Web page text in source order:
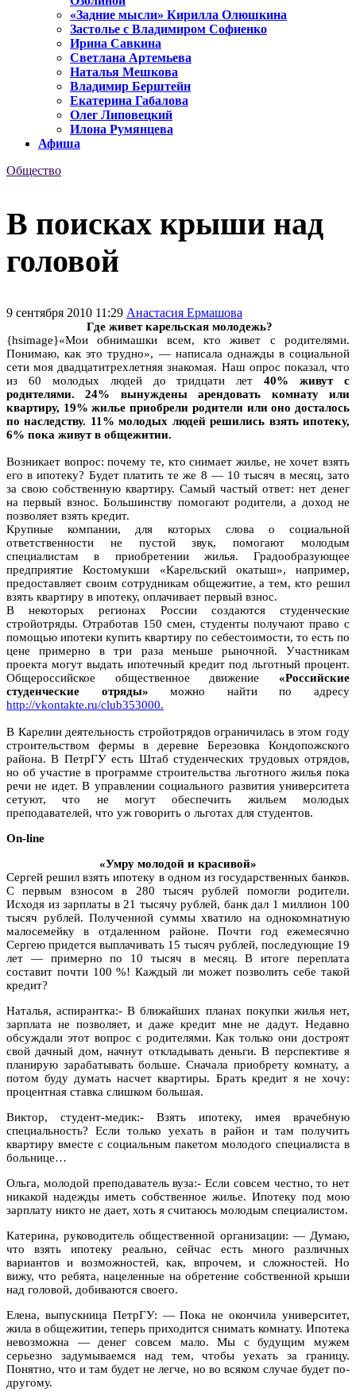
«Задние мысли» Кирилла Олюшкина
Застолье с Владимиром Софиенко
Ирина Савкина
Светлана Артемьева
Наталья Мешкова
Владимир Берштейн
Екатерина Габалова
Олег Липовецкий
Илона Румянцева
Афиша
Общество
В поисках крыши над
головой
9 сентября 2010 11:29 Анастасия Ермашова
Где живет карельская молодежь?
{hsimage}«Мои обнимашки всем, кто живет с родителями.
Понимаю, как это трудно», — написала однажды в социальной
сети моя двадцатитрехлетняя знакомая. Наш опрос показал, что
из 60 молодых людей до тридцати лет 40% живут с
родителями. 24% вынуждены арендовать комнату или
квартиру, 19% жилье приобрели родители или оно досталось
по наследству. 11% молодых людей решились взять ипотеку,
6% пока живут в общежитии.
Возникает вопрос: почему те, кто снимает жилье, не хочет взять
его в ипотеку? Будет платить те же 8 — 10 тысяч в месяц, зато
за свою собственную квартиру. Самый частый ответ: нет денег
на первый взнос. Большинству помогают родители, а доход не
позволяет взять кредит.
Крупные компании, для которых слова о социальной
ответственности не пустой звук, помогают молодым
специалистам в приобретении жилья. Градообразующее
предприятие Костомукши «Карельский окатыш», например,
предоставляет своим сотрудникам общежитие, а тем, кто решил
взять квартиру в ипотеку, оплачивает первый взнос.
В некоторых регионах России создаются студенческие
стройотряды. Отработав 150 смен, студенты получают право с
помощью ипотеки купить квартиру по себестоимости, то есть по
цене примерно в три раза меньше рыночной. Участникам
проекта могут выдать ипотечный кредит под льготный процент.
Общероссийское общественное движение «Российские
студенческие отряды» можно найти по адресу
http://vkontakte.ru/club353000.
В Карелии деятельность стройотрядов ограничилась в этом году
строительством фермы в деревне Березовка Кондопожского
района. В ПетрГУ есть Штаб студенческих трудовых отрядов,
но об участие в программе строительства льготного жилья пока
речи не идет. В управлении социального развития университета
сетуют, что не могут обеспечить жильем молодых
преподавателей, что уж говорить о льготах для студентов.
On-line
«Умру молодой и красивой»
Сергей решил взять ипотеку в одном из государственных банков.
С первым взносом в 280 тысяч рублей помогли родители.
Исходя из зарплаты в 21 тысячу рублей, банк дал 1 миллион 100
тысяч рублей. Полученной суммы хватило на однокомнатную
малосемейку в отдаленном районе. Почти год ежемесячно
Сергею придется выплачивать 15 тысяч рублей, последующие 19
лет — примерно по 10 тысяч в месяц. В итоге переплата
составит почти 100 %! Каждый ли может позволить себе такой
кредит?
Наталья, аспирантка:- В ближайших планах покупки жилья нет,
зарплата не позволяет, и даже кредит мне не дадут. Недавно
обсуждали этот вопрос с родителями. Как только они достроят
свой дачный дом, начнут откладывать деньги. В перспективе я
планирую зарабатывать больше. Сначала приобрету комнату, а
потом буду думать насчет квартиры. Брать кредит я не хочу:
процентная ставка слишком большая.
Виктор, студент-медик:- Взять ипотеку, имея врачебную
специальность? Если только уехать в район и там получить
квартиру вместе с социальным пакетом молодого специалиста в
больнице…
Ольга, молодой преподаватель вуза:- Если совсем честно, то нет
никакой надежды иметь собственное жилье. Ипотеку под мою
зарплату никто не дает, хоть я считаюсь молодым специалистом.
Катерина, руководитель общественной организации: — Думаю,
что взять ипотеку реально, сейчас есть много различных
вариантов и возможностей, как, впрочем, и сложностей. Но
вижу, что ребята, нацеленные на обретение собственной крыши
над головой, добиваются своего.
Елена, выпускница ПетрГУ: — Пока не окончила университет,
жила в общежитии, теперь приходится снимать комнату. Ипотека
невозможна — денег совсем мало. Мы с будущим мужем
серьезно задумываемся над тем, чтобы уехать за границу.
Понятно, что и там будет не легче, но во всяком случае будет по-
другому.